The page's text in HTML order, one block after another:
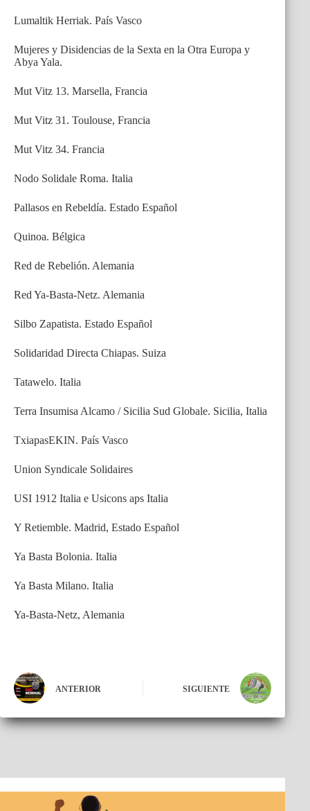
Lumaltik Herriak. País Vasco
Mujeres y Disidencias de la Sexta en la Otra Europa y
Abya Yala.
Mut Vitz 13. Marsella, Francia
Mut Vitz 31. Toulouse, Francia
Mut Vitz 34. Francia
Nodo Solidale Roma. Italia
Pallasos en Rebeldía. Estado Español
Quinoa. Bélgica
Red de Rebelión. Alemania
Red Ya-Basta-Netz. Alemania
Silbo Zapatista. Estado Español
Solidaridad Directa Chiapas. Suiza
Tatawelo. Italia
Terra Insumisa Alcamo / Sicilia Sud Globale. Sicilia, Italia
TxiapasEKIN. País Vasco
Union Syndicale Solidaires
USI 1912 Italia e Usicons aps Italia
Y Retiemble. Madrid, Estado Español
Ya Basta Bolonia. Italia
Ya Basta Milano. Italia
Ya-Basta-Netz, Alemania
ANTERIOR SIGUIENTE